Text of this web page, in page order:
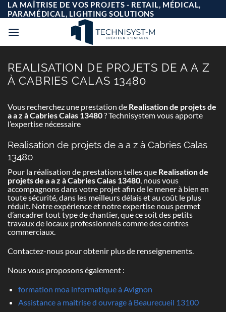
Passer
au
contenu
LA MAÎTRISE DE VOS PROJETS - RETAIL, MÉDICAL,
PARAMÉDICAL, LIGHTING SOLUTIONS
REALISATION DE PROJETS DE A A Z
À CABRIES CALAS 13480
Vous recherchez une prestation de Realisation de projets de
a a z à Cabries Calas 13480? Technisystem vous apporte
l’expertise nécessaire
Realisation de projets de a a z à Cabries Calas
13480
Pour la réalisation de prestations telles que Realisation de
projets de a a z à Cabries Calas 13480, nous vous
accompagnons dans votre projet afin de le mener à bien en
toute sécurité, dans les meilleurs délais et au coût le plus
réduit. Notre expérience et notre expertise nous permet
d’ancadrer tout type de chantier, que ce soit des petits
travaux de locaux professionnels comme des centres
commerciaux.
Contactez-nous pour obtenir plus de renseignements.
Nous vous proposons également :
formation moa informatique à Avignon
Assistance a maitrise d ouvrage à Beaurecueil 13100